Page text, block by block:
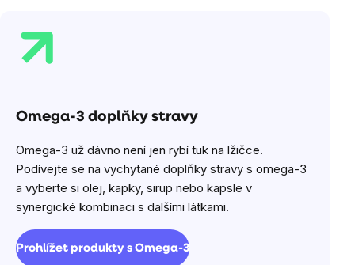
Omega-3 doplňky stravy
Omega-3 už dávno není jen rybí tuk na lžičce.
Podívejte se na vychytané doplňky stravy s omega-3
a vyberte si olej, kapky, sirup nebo kapsle v
synergické kombinaci s dalšími látkami.
Prohlížet produkty s Omega-3